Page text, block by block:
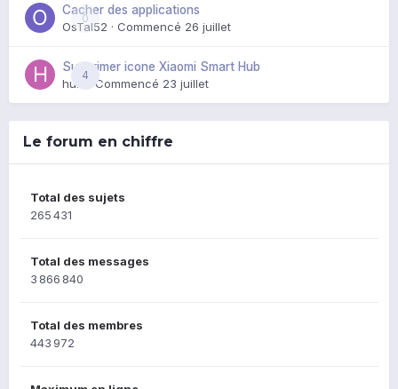
0
Cacher des applications
OsTal52 · Commencé 26 juillet
4
Supprimer icone Xiaomi Smart Hub
huik · Commencé 23 juillet
Le forum en chiffre
Total des sujets
265 431
Total des messages
3 866 840
Total des membres
443 972